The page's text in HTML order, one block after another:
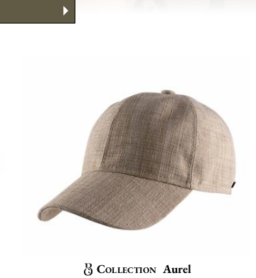
Collection Aurel